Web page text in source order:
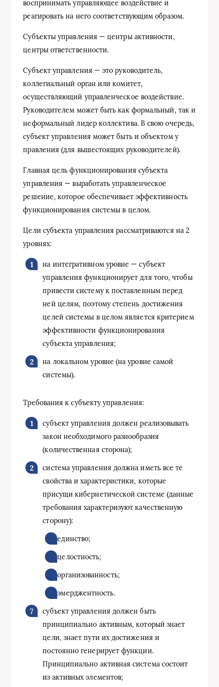
воспринимать управляющее воздействие и
реагировать на него соответствующим образом.
Субъекты управления — центры активности,
центры ответственности.
Субъект управления — это руководитель,
коллегиальный орган или комитет,
осуществляющий управленческое воздействие.
Руководителем может быть как формальный, так и
неформальный лидер коллектива. В свою очередь,
субъект управления может быть и объектом у
правления (для вышестоящих руководителей).
Главная цель функционирования субъекта
управления — выработать управленческое
решение, которое обеспечивает эффективность
функционирования системы в целом.
Цели субъекта управления рассматриваются на 2
уровнях:
на интегративном уровне — субъект
управления функционирует для того, чтобы
привести систему к поставленным перед
ней целям, поэтому степень достижения
целей системы в целом является критерием
эффективности функционирования
субъекта управления;
на локальном уровне (на уровне самой
системы).
Требования к субъекту управления:
субъект управления должен реализовывать
закон необходимого разнообразия
(количественная сторона);
система управления должна иметь все те
свойства и характеристики, которые
присущи кибернетической системе (данные
требования характеризуют качественную
сторону):
единство;
целостность;
организованность;
эмерджентность.
субъект управления должен быть
принципиально активным, который знает
цели, знает пути их достижения и
постоянно генерирует функции.
Принципиально активная система состоит
из активных элементов;